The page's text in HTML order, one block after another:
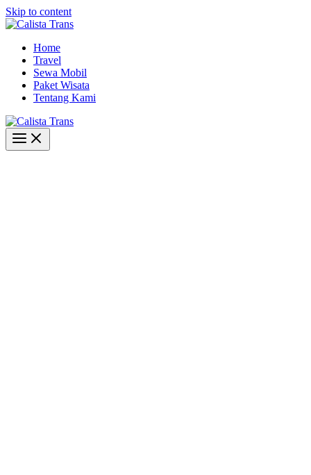
Skip to content
Home
Travel
Sewa Mobil
Paket Wisata
Tentang Kami